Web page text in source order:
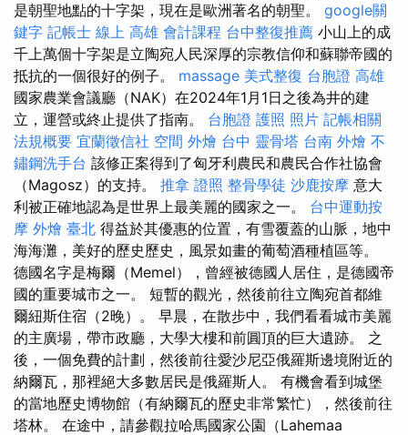
是朝聖地點的十字架，現在是歐洲著名的朝聖。 google關
鍵字 記帳士 線上 高雄 會計課程 台中整復推薦 小山上的成
千上萬個十字架是立陶宛人民深厚的宗教信仰和蘇聯帝國的
抵抗的一個很好的例子。 massage 美式整復 台胞證 高雄
國家農業會議廳（NAK）在2024年1月1日之後為井的建
立，運營或終止提供了指南。 台胞證 護照 照片 記帳相關
法規概要 宜蘭徵信社 空間 外燴 台中 靈骨塔 台南 外燴 不
鏽鋼洗手台 該修正案得到了匈牙利農民和農民合作社協會
（Magosz）的支持。 推拿 證照 整骨學徒 沙鹿按摩 意大
利被正確地認為是世界上最美麗的國家之一。 台中運動按
摩 外燴 臺北 得益於其優惠的位置，有雪覆蓋的山脈，地中
海海灘，美好的歷史歷史，風景如畫的葡萄酒種植區等。
德國名字是梅爾（Memel），曾經被德國人居住，是德國帝
國的重要城市之一。 短暫的觀光，然後前往立陶宛首都維
爾紐斯住宿（2晚）。 早晨，在散步中，我們看看城市美麗
的主廣場，帶市政廳，大學大樓和前圓頂的巨大遺跡。 之
後，一個免費的計劃，然後前往愛沙尼亞俄羅斯邊境附近的
納爾瓦，那裡絕大多數居民是俄羅斯人。 有機會看到城堡
的當地歷史博物館（有納爾瓦的歷史非常繁忙），然後前往
塔林。 在途中，請參觀拉哈馬國家公園（Lahemaa